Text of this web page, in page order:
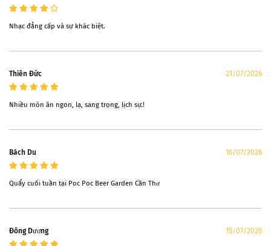
Nhạc đẳng cấp và sự khác biệt.
Thiên Ðức 21/07/2026
Nhiều món ăn ngon, lạ, sang trọng, lịch sự.!
Bách Du 16/07/2026
Quẩy cuối tuần tại Poc Poc Beer Garden Cần Thơ
Ðông Dương 15/07/2026